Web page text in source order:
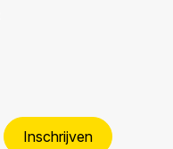
Inschrijven